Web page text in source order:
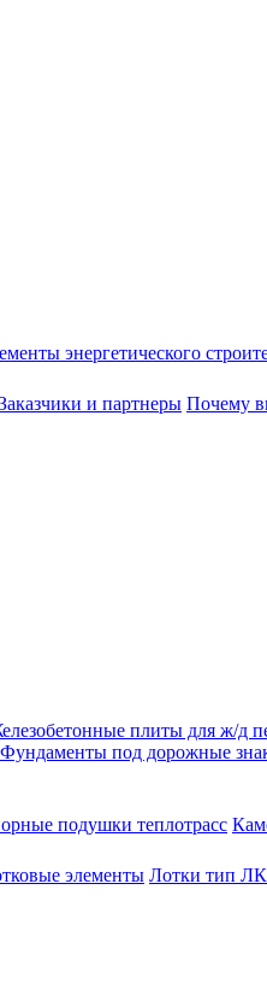
энергетического
и партнеры Почему
плиты для ж/д
Фундаменты под дорожные
подушки теплотрасс
элементы Лотки тип ЛК